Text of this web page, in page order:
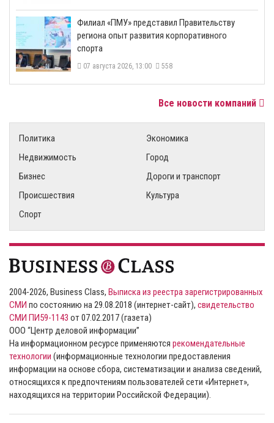
​Филиал «ПМУ» представил Правительству
региона опыт развития корпоративного
спорта
07 августа 2026, 13:00 558
Все новости компаний
Политика
Экономика
Недвижимость
Город
Бизнес
Дороги и транспорт
Происшествия
Культура
Спорт
2004-2026, Business Class, Выписка из реестра зарегистрированных
СМИ по состоянию на 29.08.2018 (интернет-сайт), свидетельство
СМИ ПИ59-1143 от 07.02.2017 (газета)
ООО “Центр деловой информации”
На информационном ресурсе применяются рекомендательные
технологии (информационные технологии предоставления
информации на основе сбора, систематизации и анализа сведений,
относящихся к предпочтениям пользователей сети «Интернет»,
находящихся на территории Российской Федерации).